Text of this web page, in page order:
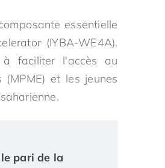
essentielle
(IYBA-WE4A).
à faciliter l'accès au
et les jeunes
pari de la